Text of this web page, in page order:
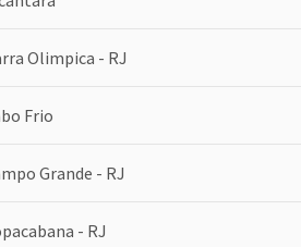
Olimpica - RJ
Frio
Grande - RJ
- RJ